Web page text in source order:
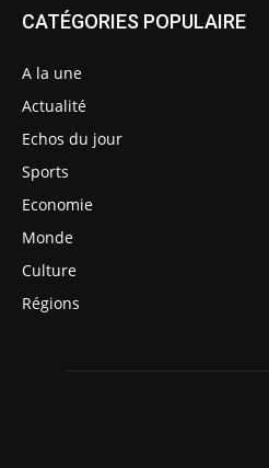
CATÉGORIES POPULAIRE
A la une
Actualité
Echos du jour
Sports
Economie
Monde
Culture
Régions